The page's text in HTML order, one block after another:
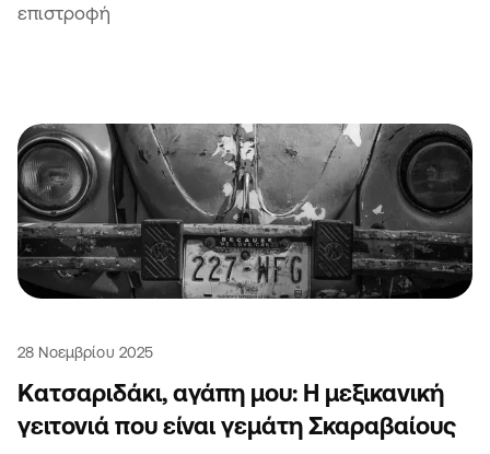
επιστροφή
28 Νοεμβρίου 2025
Κατσαριδάκι, αγάπη μου: Η μεξικανική
γειτονιά που είναι γεμάτη Σκαραβαίους